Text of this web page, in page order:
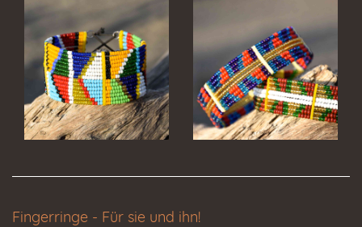
Fingerringe - Für sie und ihn!